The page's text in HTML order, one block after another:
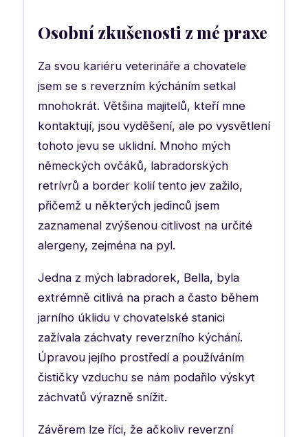
Osobní zkušenosti z mé praxe
Za svou kariéru veterináře a chovatele
jsem se s reverzním kýcháním setkal
mnohokrát. Většina majitelů, kteří mne
kontaktují, jsou vyděšení, ale po vysvětlení
tohoto jevu se uklidní. Mnoho mých
německých ovčáků, labradorských
retrívrů a border kolií tento jev zažilo,
přičemž u některých jedinců jsem
zaznamenal zvýšenou citlivost na určité
alergeny, zejména na pyl.
Jedna z mých labradorek, Bella, byla
extrémně citlivá na prach a často během
jarního úklidu v chovatelské stanici
zažívala záchvaty reverzního kýchání.
Úpravou jejího prostředí a používáním
čističky vzduchu se nám podařilo výskyt
záchvatů výrazně snížit.
Závěrem lze říci, že ačkoliv reverzní